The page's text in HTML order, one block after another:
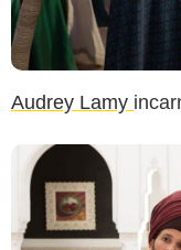
Audrey Lamy